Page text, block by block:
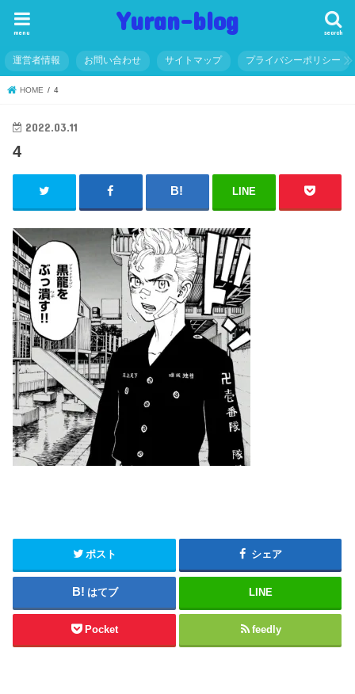
Yuran-blog search
menu
運営者情報 お問い合わせ サイトマップ プライバシーポリシー
HOME 4
2022.03.11
4
LINE
ポスト シェア
はてブ LINE
Pocket feedly